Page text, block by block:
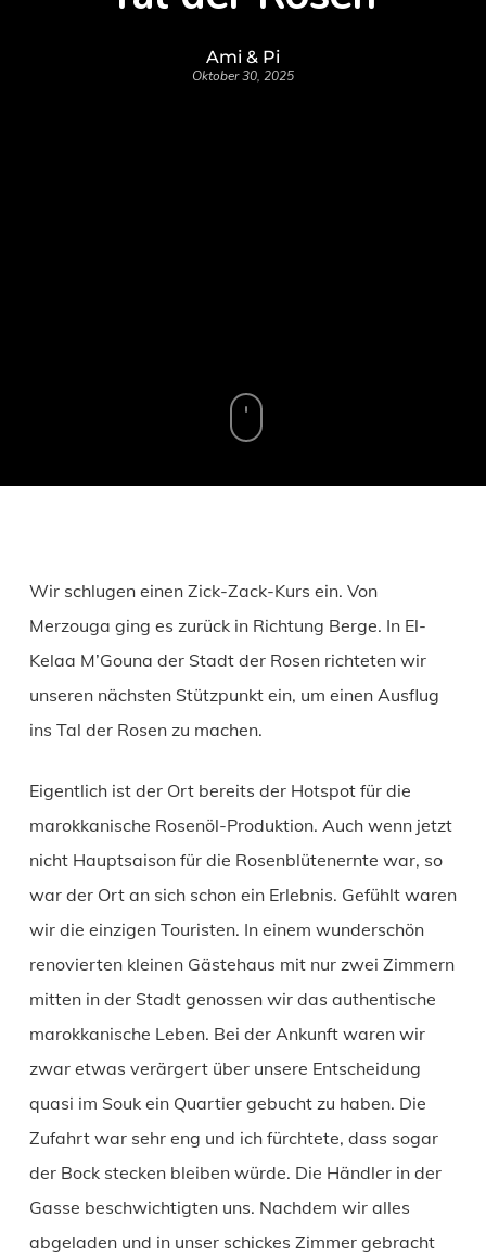
Ami & Pi
Oktober 30, 2025
Wir schlugen einen Zick-Zack-Kurs ein. Von
Merzouga ging es zurück in Richtung Berge. In El-
Kelaa M’Gouna der Stadt der Rosen richteten wir
unseren nächsten Stützpunkt ein, um einen Ausflug
ins Tal der Rosen zu machen.
Eigentlich ist der Ort bereits der Hotspot für die
marokkanische Rosenöl-Produktion. Auch wenn jetzt
nicht Hauptsaison für die Rosenblütenernte war, so
war der Ort an sich schon ein Erlebnis. Gefühlt waren
wir die einzigen Touristen. In einem wunderschön
renovierten kleinen Gästehaus mit nur zwei Zimmern
mitten in der Stadt genossen wir das authentische
marokkanische Leben. Bei der Ankunft waren wir
zwar etwas verärgert über unsere Entscheidung
quasi im Souk ein Quartier gebucht zu haben. Die
Zufahrt war sehr eng und ich fürchtete, dass sogar
der Bock stecken bleiben würde. Die Händler in der
Gasse beschwichtigten uns. Nachdem wir alles
abgeladen und in unser schickes Zimmer gebracht